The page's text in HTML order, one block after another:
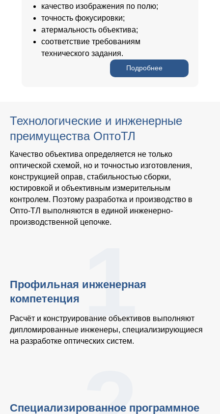
качество изображения по полю;
точность фокусировки;
атермальность объектива;
соответствие требованиям
технического задания.
Подробнее
Технологические и инженерные
преимущества ОптоТЛ
Качество объектива определяется не только
оптической схемой, но и точностью изготовления,
конструкцией оправ, стабильностью сборки,
юстировкой и объективным измерительным
контролем. Поэтому разработка и производство в
Опто-ТЛ выполняются в единой инженерно-
производственной цепочке.
Профильная инженерная
компетенция
Расчёт и конструирование объективов выполняют
дипломированные инженеры, специализирующиеся
на разработке оптических систем.
1
Специализированное программное